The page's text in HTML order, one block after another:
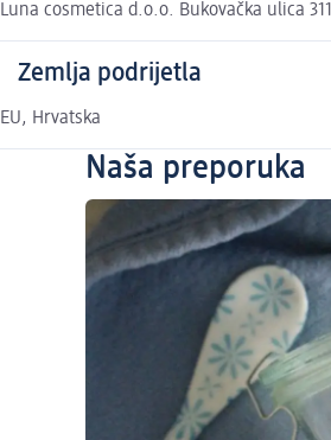
Luna cosmetica d.o.o. Bukovačka ulica
Zemlja podrijetla
EU, Hrvatska
Naša preporuka